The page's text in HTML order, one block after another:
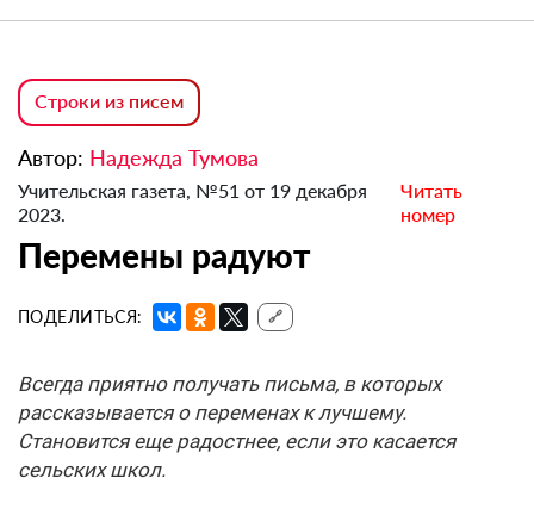
Строки из писем
Автор: Надежда Тумова
Учительская газета, №51 от 19 декабря
2023.
Читать
номер
Перемены радуют
ПОДЕЛИТЬСЯ: 🔗
Всегда приятно получать письма, в которых
рассказывается о переменах к лучшему.
Становится еще радостнее, если это касается
сельских школ.